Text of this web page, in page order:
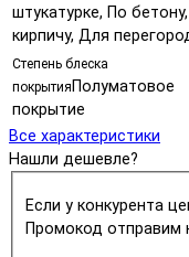
штукатурке, По
кирпичу, Для
Степень блеска
покрытия Полуматовое
покрытие
Все характеристики
Нашли дешевле?
Если у конкурента
Промокод отправим